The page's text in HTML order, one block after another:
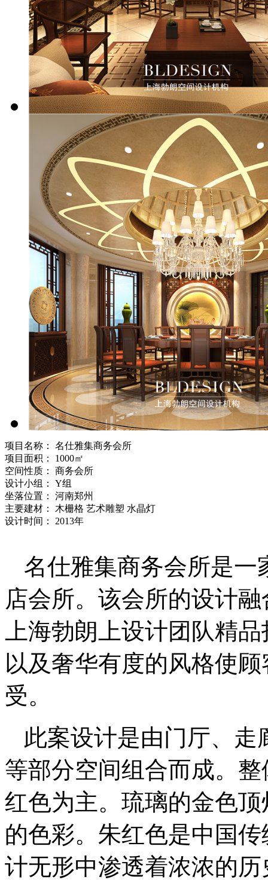
项目名称： 名仕雅集商务会所
项目面积： 1000㎡
空间性质： 商务会所
设计小组： Y组
坐落位置： 河南郑州
主要建材： 木栅格 艺术雕塑 水晶灯
设计时间： 2013年
名仕雅集商务会所是一
店会所。该会所的设计
上海勃朗上设计团队精
以及奢华有度的风格使
受。
此案设计是由门厅、
等部分空间组合而成。整
红色为主。琉璃的金色
的色彩。朱红色是中国
计无形中渗透着浓浓的